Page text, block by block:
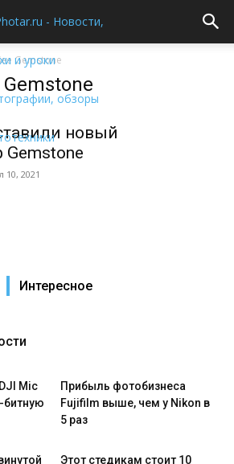
Gemstone
Gemstone
новый
Gemstone
10, 2021
Интересное
Mic
битную
Прибыль фотобизнеса
Fujifilm выше, чем у Nikon в
5 раз
Этот стедикам стоит 10